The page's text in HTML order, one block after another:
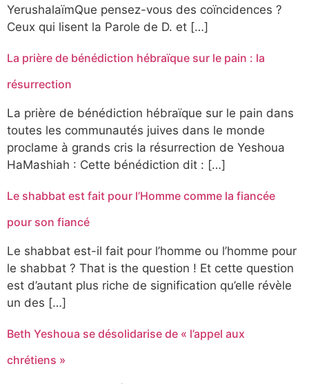
YerushalaïmQue pensez-vous des coïncidences ?
Ceux qui lisent la Parole de D. et […]
La prière de bénédiction hébraïque sur le pain : la
résurrection
La prière de bénédiction hébraïque sur le pain dans
toutes les communautés juives dans le monde
proclame à grands cris la résurrection de Yeshoua
HaMashiah : Cette bénédiction dit : […]
Le shabbat est fait pour l’Homme comme la fiancée
pour son fiancé
Le shabbat est-il fait pour l’homme ou l’homme pour
le shabbat ? That is the question ! Et cette question
est d’autant plus riche de signification qu’elle révèle
un des […]
Beth Yeshoua se désolidarise de « l’appel aux
chrétiens »